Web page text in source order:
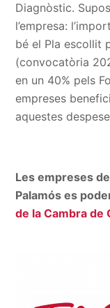
Diagnòstic.
l’empresa:
bé el Pla escollit
(convocatòria
en un 40% pels
empreses
aquestes
Les empreses
Palamós es
de la Cambra de